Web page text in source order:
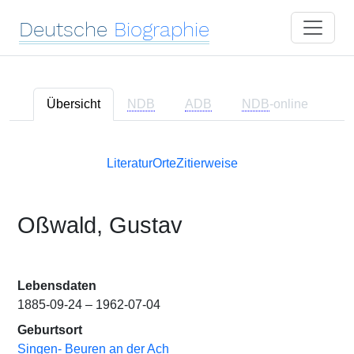
Deutsche Biographie
Übersicht NDB ADB NDB-online
LiteraturOrteZitierweise
Oßwald, Gustav
Lebensdaten
1885-09-24 – 1962-07-04
Geburtsort
Singen- Beuren an der Ach